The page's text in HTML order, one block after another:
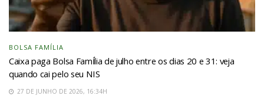
BOLSA FAMÍLIA
Caixa paga Bolsa Família de julho entre os dias 20 e 31: veja
quando cai pelo seu NIS
27 DE JUNHO DE 2026, 16:34H